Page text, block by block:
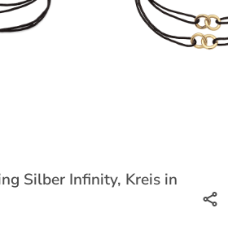
Silber Infinity, Kreis in